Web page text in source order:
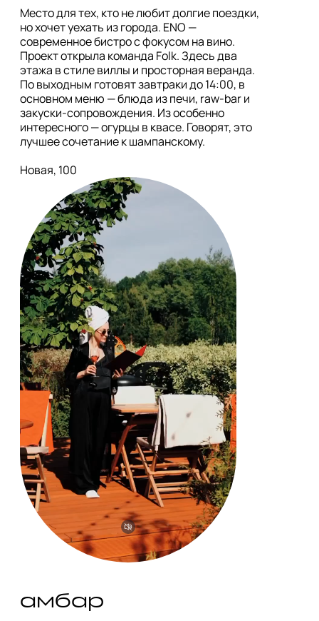
Место для тех, кто не любит долгие поездки,
но хочет уехать из города. ENO —
современное бистро с фокусом на вино.
Проект открыла команда Folk. Здесь два
этажа в стиле виллы и просторная веранда.
По выходным готовят завтраки до 14:00, в
основном меню — блюда из печи, raw-bar и
закуски-сопровождения. Из особенно
интересного — огурцы в квасе. Говорят, это
лучшее сочетание к шампанскому.
Новая, 100
амбар